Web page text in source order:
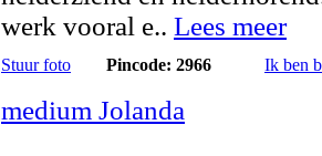
werk vooral e.. Lees meer
Stuur foto Pincode: 2966 Ik ben
medium Jolanda